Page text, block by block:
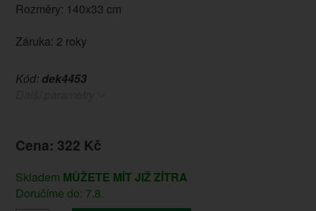
Rozměry: 140x33 cm
Záruka: 2 roky
Kód: dek4453
Cena: 322 Kč
Skladem MŮŽETE MÍT JIŽ ZÍTRA
Doručíme do: 7.8.